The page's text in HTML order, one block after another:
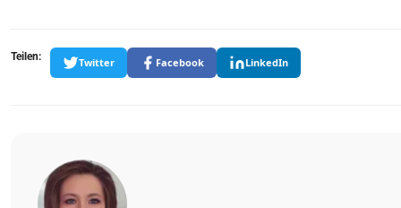
Teilen: Twitter Facebook LinkedIn